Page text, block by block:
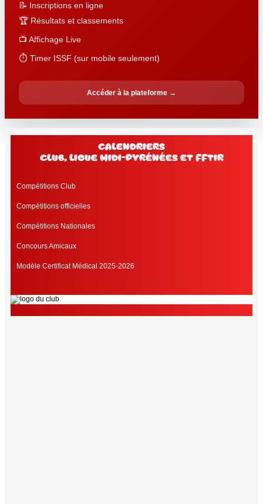
📝 Inscriptions en ligne
🏆 Résultats et classements
📺 Affichage Live
⏱️ Timer ISSF (sur mobile seulement)
Accéder à la plateforme →
Calendriers
club, Ligue Midi-Pyrénées et FFtir
Compétitions Club
Compétitions officielles
Compétitions Nationales
Concours Amicaux
Modèle Certificat Médical 2025-2026